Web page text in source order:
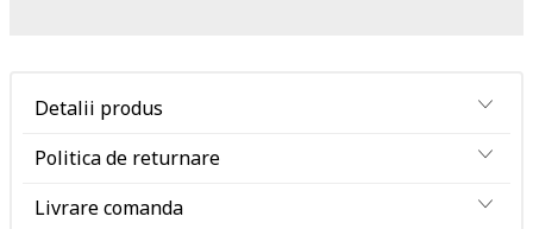
Detalii produs
Politica de returnare
Livrare comanda